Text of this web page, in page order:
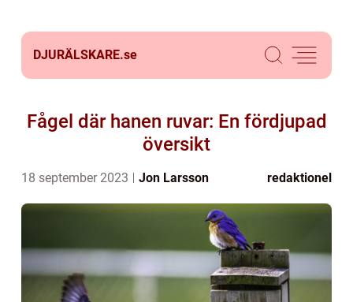
DJURÄLSKARE.se
Fågel där hanen ruvar: En fördjupad
översikt
18 september 2023 Jon Larsson redaktionel